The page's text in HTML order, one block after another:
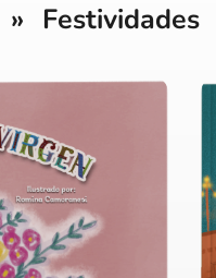
» Festividades